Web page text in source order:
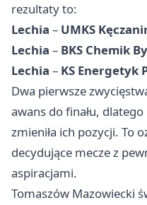
rezultaty to:
Lechia – UMKS
Lechia – BKS Chemik
Lechia – KS Energetyk
Dwa pierwsze
awans do finału,
zmieniła ich pozycji. To
decydujące mecze z
aspiracjami.
Tomaszów Mazowiecki